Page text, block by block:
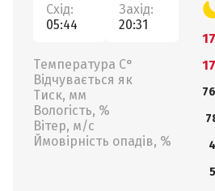
Схід:
05:44
Захід:
20:31
Температура С°
Відчувається як
Тиск, мм
Вологість, %
Вітер, м/с
Ймовірність опадів, %
4
5